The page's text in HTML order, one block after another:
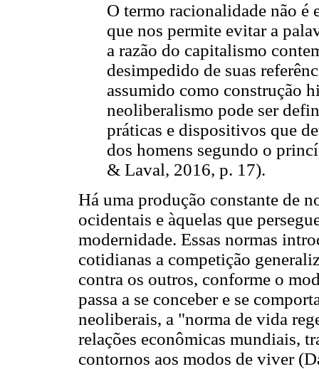
O termo racionalidade não é
que nos permite evitar a
a razão do capitalismo
desimpedido de suas
assumido como construção
neoliberalismo pode ser
práticas e dispositivos que
dos homens segundo o
& Laval, 2016, p. 17).
Há uma produção constante de
ocidentais e àquelas que
modernidade. Essas normas
cotidianas a competição
contra os outros, conforme o
passa a se conceber e se
neoliberais, a "norma de vida
relações econômicas mundiais,
contornos aos modos de viver